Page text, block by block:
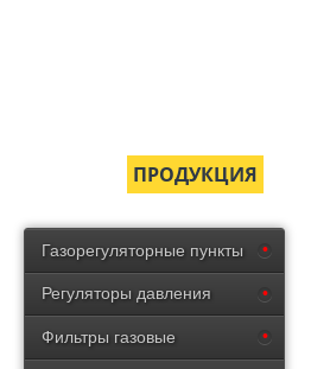
ПРОДУКЦИЯ
Газорегуляторные пункты
Регуляторы давления
Фильтры газовые